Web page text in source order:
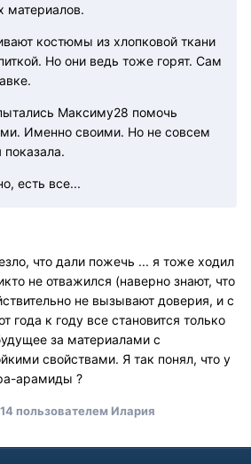
материалов.
костюмы из хлопковой ткани
Но они ведь тоже горят. Сам
Максиму28 помочь
Именно своими. Но не совсем
есть все...
что дали пожечь ... я тоже ходил
не отважился (наверно знают, что
не вызывают доверия, и с
года к году все становится только
за материалами с
свойствами. Я так понял, что у
арамиды ?
пользователем Илария